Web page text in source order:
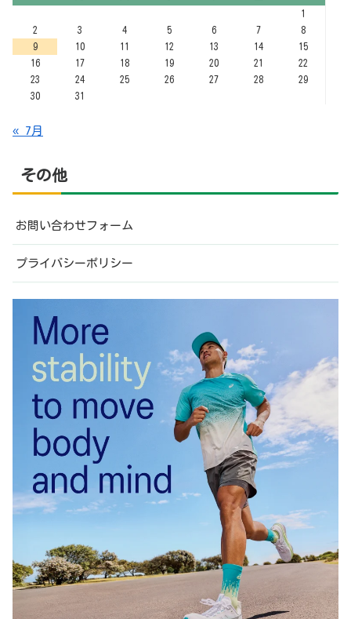
1
2
3 4 5 6 7
8
9
10 11 12 13 14
15
16
17 18 19 20 21
22
23
24 25 26 27 28
29
30
31
« 7月
その他
お問い合わせフォーム
プライバシーポリシー